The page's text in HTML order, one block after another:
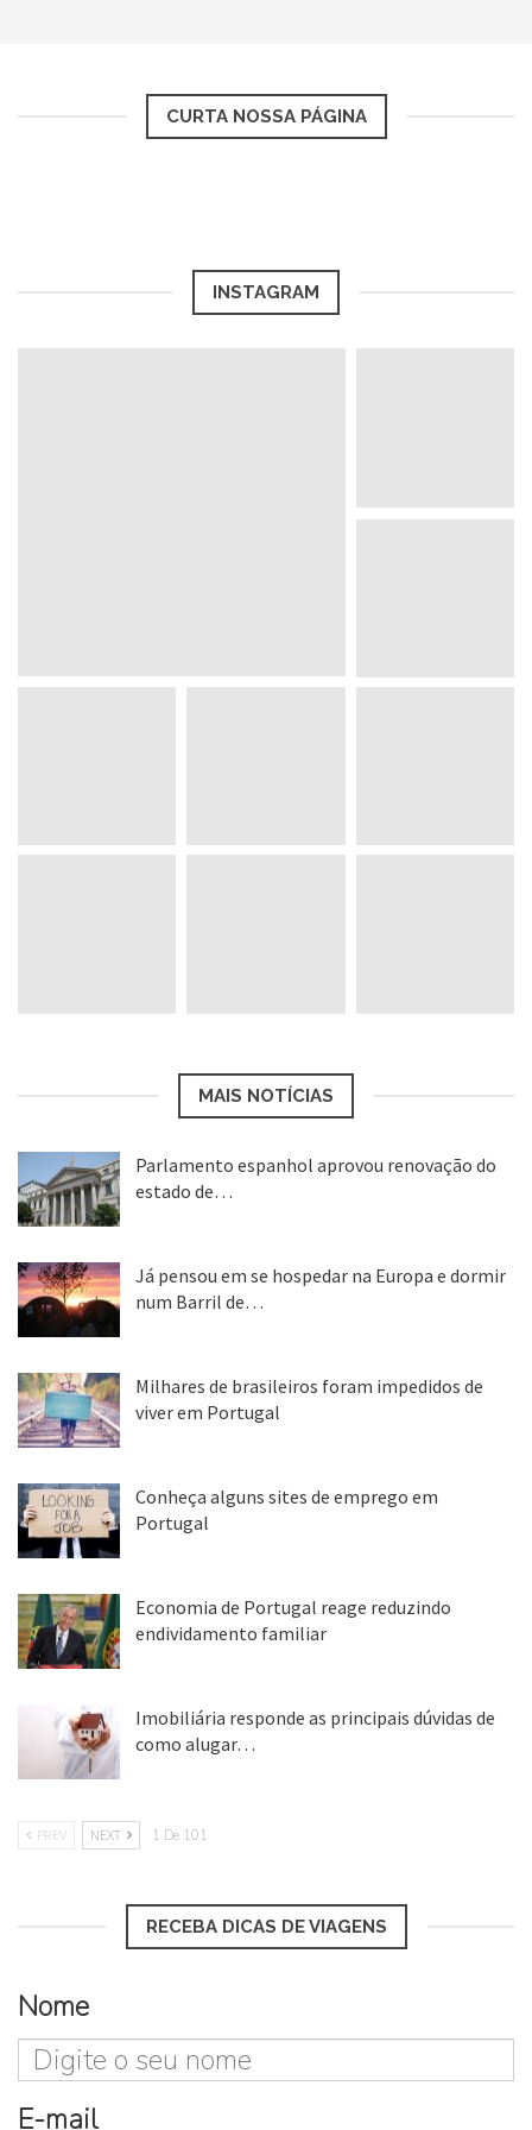
CURTA NOSSA PÁGINA
INSTAGRAM
MAIS NOTÍCIAS
Parlamento espanhol aprovou renovação do
estado de…
Já pensou em se hospedar na Europa e dormir
num Barril de…
Milhares de brasileiros foram impedidos de
viver em Portugal
Conheça alguns sites de emprego em
Portugal
Economia de Portugal reage reduzindo
endividamento familiar
Imobiliária responde as principais dúvidas de
como alugar…
PREV NEXT 1 De 101
RECEBA DICAS DE VIAGENS
Nome
E-mail